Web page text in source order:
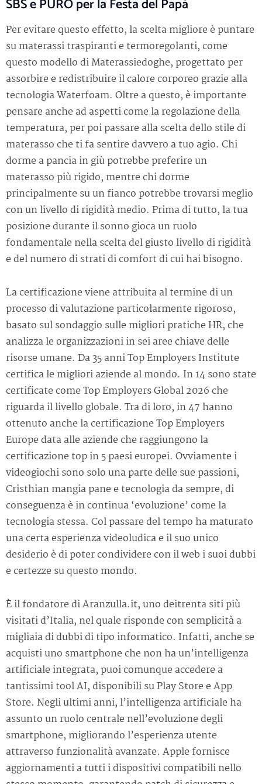
SBS e PURO per la Festa del Papà
Per evitare questo effetto, la scelta migliore è puntare
su materassi traspiranti e termoregolanti, come
questo modello di Materassiedoghe, progettato per
assorbire e redistribuire il calore corporeo grazie alla
tecnologia Waterfoam. Oltre a questo, è importante
pensare anche ad aspetti come la regolazione della
temperatura, per poi passare alla scelta dello stile di
materasso che ti fa sentire davvero a tuo agio. Chi
dorme a pancia in giù potrebbe preferire un
materasso più rigido, mentre chi dorme
principalmente su un fianco potrebbe trovarsi meglio
con un livello di rigidità medio. Prima di tutto, la tua
posizione durante il sonno gioca un ruolo
fondamentale nella scelta del giusto livello di rigidità
e del numero di strati di comfort di cui hai bisogno.
La certificazione viene attribuita al termine di un
processo di valutazione particolarmente rigoroso,
basato sul sondaggio sulle migliori pratiche HR, che
analizza le organizzazioni in sei aree chiave delle
risorse umane. Da 35 anni Top Employers Institute
certifica le migliori aziende al mondo. In 14 sono state
certificate come Top Employers Global 2026 che
riguarda il livello globale. Tra di loro, in 47 hanno
ottenuto anche la certificazione Top Employers
Europe data alle aziende che raggiungono la
certificazione top in 5 paesi europei. Ovviamente i
videogiochi sono solo una parte delle sue passioni,
Cristhian mangia pane e tecnologia da sempre, di
conseguenza è in continua ‘evoluzione’ come la
tecnologia stessa. Col passare del tempo ha maturato
una certa esperienza videoludica e il suo unico
desiderio è di poter condividere con il web i suoi dubbi
e certezze su questo mondo.
È il fondatore di Aranzulla.it, uno deitrenta siti più
visitati d’Italia, nel quale risponde con semplicità a
migliaia di dubbi di tipo informatico. Infatti, anche se
acquisti uno smartphone che non ha un’intelligenza
artificiale integrata, puoi comunque accedere a
tantissimi tool AI, disponibili su Play Store e App
Store. Negli ultimi anni, l’intelligenza artificiale ha
assunto un ruolo centrale nell’evoluzione degli
smartphone, migliorando l’esperienza utente
attraverso funzionalità avanzate. Apple fornisce
aggiornamenti a tutti i dispositivi compatibili nello